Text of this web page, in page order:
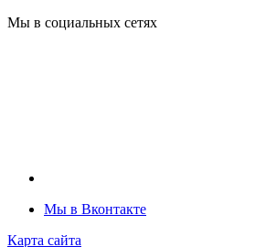
Мы в социальных сетях
Мы в Вконтакте
Карта сайта